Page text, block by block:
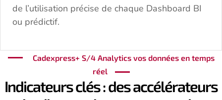
de l’utilisation précise de chaque Dashboard BI
ou prédictif.
Cadexpress+ S/4 Analytics vos données en temps
réel
Indicateurs clés : des accélérateurs